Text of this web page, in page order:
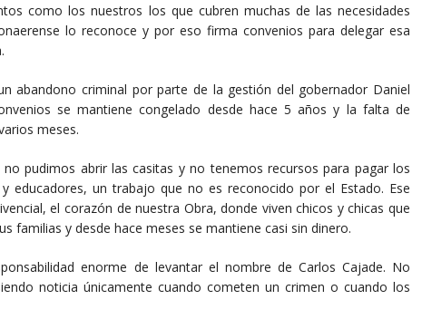
como los nuestros los que cubren muchas de las necesidades
lo reconoce y por eso firma convenios para delegar esa
abandono criminal por parte de la gestión del gobernador Daniel
se mantiene congelado desde hace 5 años y la falta de
meses.
pudimos abrir las casitas y no tenemos recursos para pagar los
educadores, un trabajo que no es reconocido por el Estado. Ese
el corazón de nuestra Obra, donde viven chicos y chicas que
familias y desde hace meses se mantiene casi sin dinero.
enorme de levantar el nombre de Carlos Cajade. No
noticia únicamente cuando cometen un crimen o cuando los